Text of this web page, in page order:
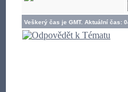
Veškerý čas je GMT. Aktuální čas: